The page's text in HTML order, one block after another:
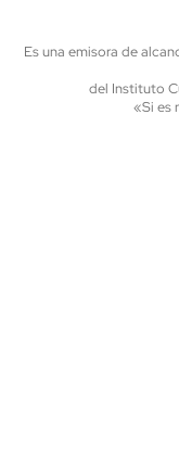
Es una emisora de
del Instituto
«Si es